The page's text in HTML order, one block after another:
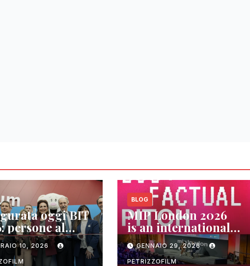
oggi BIT
persone al
contenuti,
e business
10, 2026
BLOG
MIP London 2026
is an international
TV and streaming
content market
GENNAIO 29, 2026
PETRIZZOFILM